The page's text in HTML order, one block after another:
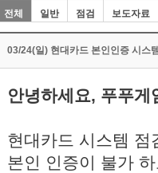
전체 일반 점검 보도자료
03/24(일) 현대카드 본인인증 시스
안녕하세요, 푸푸게
현대카드 시스템
본인 인증이 불가